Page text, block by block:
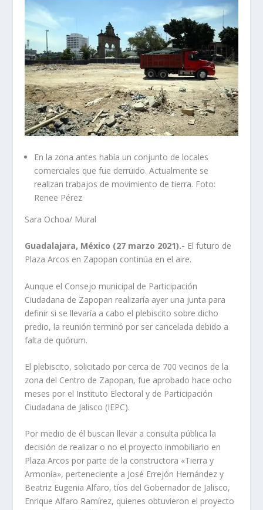
En la zona antes había un conjunto de locales
comerciales que fue derruido. Actualmente se
realizan trabajos de movimiento de tierra. Foto:
Renee Pérez
Sara Ochoa/ Mural
Guadalajara, México (27 marzo 2021).- El futuro de
Plaza Arcos en Zapopan continúa en el aire.
Aunque el Consejo municipal de Participación
Ciudadana de Zapopan realizaría ayer una junta para
definir si se llevaría a cabo el plebiscito sobre dicho
predio, la reunión terminó por ser cancelada debido a
falta de quórum.
El plebiscito, solicitado por cerca de 700 vecinos de la
zona del Centro de Zapopan, fue aprobado hace ocho
meses por el Instituto Electoral y de Participación
Ciudadana de Jalisco (IEPC).
Por medio de él buscan llevar a consulta pública la
decisión de realizar o no el proyecto inmobiliario en
Plaza Arcos por parte de la constructora «Tierra y
Armonía», perteneciente a José Errejón Hernández y
Beatriz Eugenia Alfaro, tíos del Gobernador de Jalisco,
Enrique Alfaro Ramírez, quienes obtuvieron el proyecto